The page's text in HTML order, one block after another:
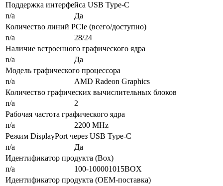
Поддержка интерфейса USB Type-C
n/a
Да
Количество линий PCIe (всего/доступно)
n/a
28/24
Наличие встроенного графического ядра
n/a
Да
Модель графического процессора
n/a
AMD Radeon Graphics
Количество графических вычислительных блоков
n/a
2
Рабочая частота графического ядра
n/a
2200 MHz
Режим DisplayPort через USB Type-C
n/a
Да
Идентификатор продукта (Box)
n/a
100-100001015BOX
Идентификатор продукта (OEM-поставка)